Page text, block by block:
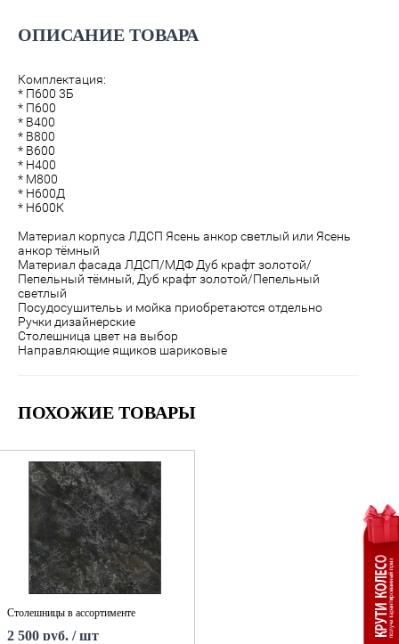
ОПИСАНИЕ ТОВАРА
Комплектация:
* П600 3Б
* П600
* В400
* В800
* В600
* Н400
* М800
* Н600Д
* Н600К
Материал корпуса ЛДСП Ясень анкор светлый или Ясень
анкор тёмный
Материал фасада ЛДСП/МДФ Дуб крафт золотой/
Пепельный тёмный, Дуб крафт золотой/Пепельный
светлый
Посудосушительь и мойка приобретаются отдельно
Ручки дизайнерские
Столешница цвет на выбор
Направляющие ящиков шариковые
ПОХОЖИЕ ТОВАРЫ
Столешницы в ассортименте
2 500 руб. / шт